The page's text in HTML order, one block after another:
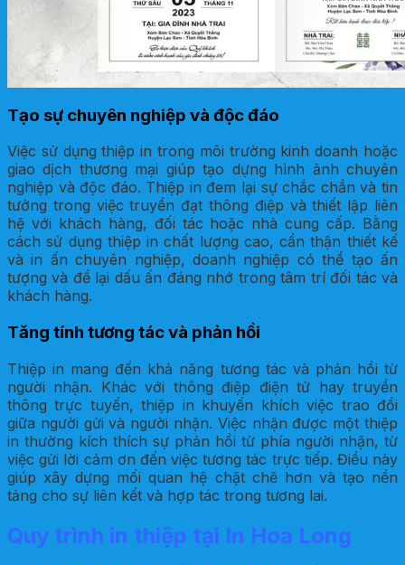
Tạo sự chuyên nghiệp và độc đáo
Việc sử dụng thiệp in trong môi trường kinh doanh hoặc
giao dịch thương mại giúp tạo dựng hình ảnh chuyên
nghiệp và độc đáo. Thiệp in đem lại sự chắc chắn và tin
tưởng trong việc truyền đạt thông điệp và thiết lập liên
hệ với khách hàng, đối tác hoặc nhà cung cấp. Bằng
cách sử dụng thiệp in chất lượng cao, cẩn thận thiết kế
và in ấn chuyên nghiệp, doanh nghiệp có thể tạo ấn
tượng và để lại dấu ấn đáng nhớ trong tâm trí đối tác và
khách hàng.
Tăng tính tương tác và phản hồi
Thiệp in mang đến khả năng tương tác và phản hồi từ
người nhận. Khác với thông điệp điện tử hay truyền
thông trực tuyến, thiệp in khuyến khích việc trao đổi
giữa người gửi và người nhận. Việc nhận được một thiệp
in thường kích thích sự phản hồi từ phía người nhận, từ
việc gửi lời cảm ơn đến việc tương tác trực tiếp. Điều này
giúp xây dựng mối quan hệ chặt chẽ hơn và tạo nền
tảng cho sự liên kết và hợp tác trong tương lai.
Quy trình in thiệp tại In Hoa Long